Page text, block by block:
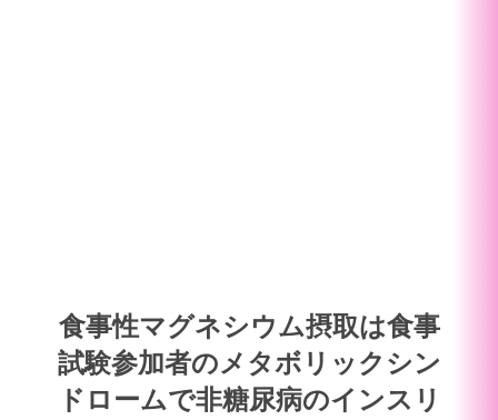
食事性マグネシウム摂取は食事
試験参加者のメタボリックシン
ドロームで非糖尿病のインスリ